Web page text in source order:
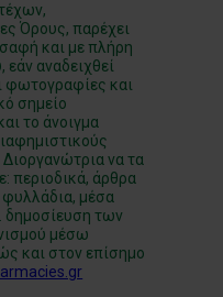
Όρους, παρέχει
και με πλήρη
αναδειχθεί
φωτογραφίες και
σημείο
το άνοιγμα
να τα
περιοδικά, άρθρα
μέσα
δημοσίευση των
μέσω
και στον επίσημο